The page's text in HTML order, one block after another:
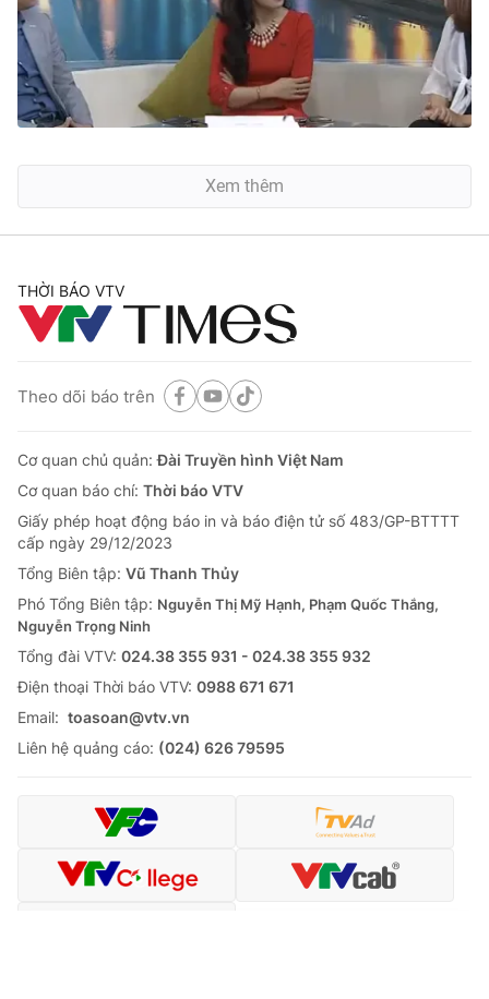
Xem thêm
THỜI BÁO VTV
Theo dõi báo trên
Cơ quan chủ quản:Đài Truyền hình Việt Nam
Cơ quan báo chí: Thời báo VTV
Giấy phép hoạt động báo in và báo điện tử số 483/GP-BTTTT
cấp ngày 29/12/2023
Tổng Biên tập: Vũ Thanh Thủy
Phó Tổng Biên tập: Nguyễn Thị Mỹ Hạnh, Phạm Quốc Thắng,
Nguyễn Trọng Ninh
Tổng đài VTV: 024.38 355 931 - 024.38 355 932
Ðiện thoại Thời báo VTV: 0988 671 671
Email: toasoan@vtv.vn
Liên hệ quảng cáo: (024) 626 79595